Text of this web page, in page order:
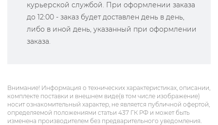
курьерской службой. При оформлении заказа
до 12:00 - заказ будет доставлен день в день,
либо в иной день, указанный при оформлении
заказа.
Внимание! Информация о технических характеристиках, описании,
комплекте поставки и внешнем виде(в том числе изображение)
носит ознакомительный характер, не является публичной офертой,
определяемой положениями статьи 437 ГК РФ и может быть
изменена производителем без предварительного уведомления.